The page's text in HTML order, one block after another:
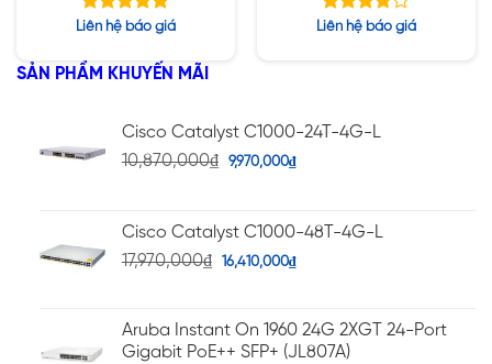
Được xếp
5 sao
Liên hệ báo giá
Được
Liên hệ báo giá
SẢN PHẨM KHUYẾN MÃI
Cisco Catalyst C1000-24T-4G-L
10,870,000₫ 9,970,000₫
Cisco Catalyst C1000-48T-4G-L
17,970,000₫ 16,410,000₫
Aruba Instant On 1960 24G 2XGT 24-Port
Gigabit PoE++ SFP+ (JL807A)